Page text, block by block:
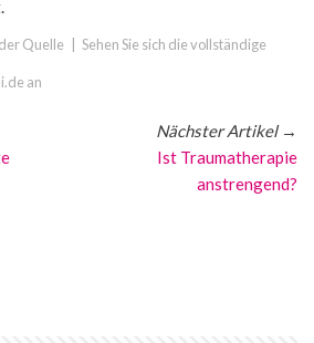
Quelle Sehen Sie sich die vollständige
an
Nächster Artikel→
Ist Traumatherapie
anstrengend?